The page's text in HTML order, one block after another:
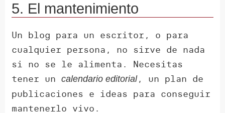
5. El mantenimiento
Un blog para un escritor, o para
cualquier persona, no sirve de nada
si no se le alimenta. Necesitas
tener uncalendario editorial, un plan de
publicaciones e ideas para conseguir
mantenerlo vivo.